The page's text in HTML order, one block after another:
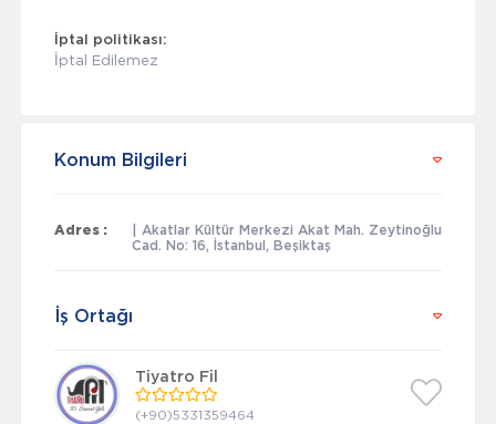
İptal politikası:
İptal Edilemez
Konum Bilgileri
Adres :
| Akatlar Kültür Merkezi Akat Mah. Zeytinoğlu
Cad. No: 16, İstanbul, Beşiktaş
İş Ortağı
Tiyatro Fil
(+90)5331359464